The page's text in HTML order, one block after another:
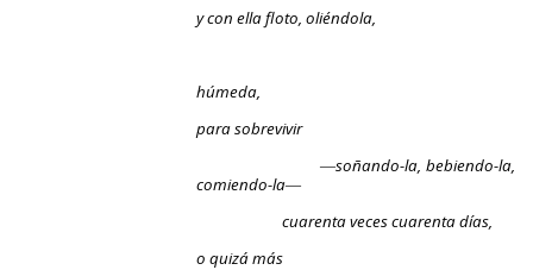
y con ella floto, oliéndola,
húmeda,
para sobrevivir
―soñando-la, bebiendo-la,
comiendo-la―
cuarenta veces cuarenta días,
o quizá más